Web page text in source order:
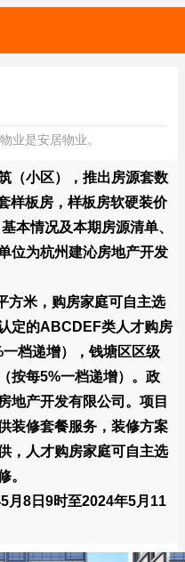
业是安居物业。
（小区），推出房源套数
样板房，样板房软硬装价
本情况及本期房源清单、
位为杭州建沁房地产开发
方米，购房家庭可自主选
定的ABCDEF类人才购房
档递增），钱塘区区级
按每5%一档递增）。政
地产开发有限公司。项目
装修套餐服务，装修方案
，人才购房家庭可自主选
。
月8日9时至2024年5月11